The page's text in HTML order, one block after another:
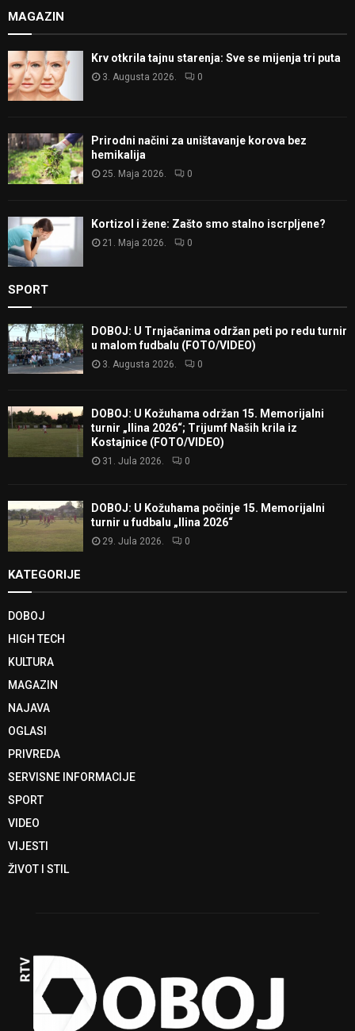
MAGAZIN
Krv otkrila tajnu starenja: Sve se mijenja tri puta
3. Augusta 2026. 0
Prirodni načini za uništavanje korova bez
hemikalija
25. Maja 2026. 0
Kortizol i žene: Zašto smo stalno iscrpljene?
21. Maja 2026. 0
SPORT
DOBOJ: U Trnjačanima održan peti po redu turnir
u malom fudbalu (FOTO/VIDEO)
3. Augusta 2026. 0
DOBOJ: U Kožuhama održan 15. Memorijalni
turnir „Ilina 2026“; Trijumf Naših krila iz
Kostajnice (FOTO/VIDEO)
31. Jula 2026. 0
DOBOJ: U Kožuhama počinje 15. Memorijalni
turnir u fudbalu „Ilina 2026“
29. Jula 2026. 0
KATEGORIJE
DOBOJ
HIGH TECH
KULTURA
MAGAZIN
NAJAVA
OGLASI
PRIVREDA
SERVISNE INFORMACIJE
SPORT
VIDEO
VIJESTI
ŽIVOT I STIL